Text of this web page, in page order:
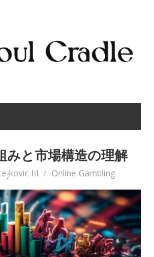
みと市場構造の理解
III Online Gambling